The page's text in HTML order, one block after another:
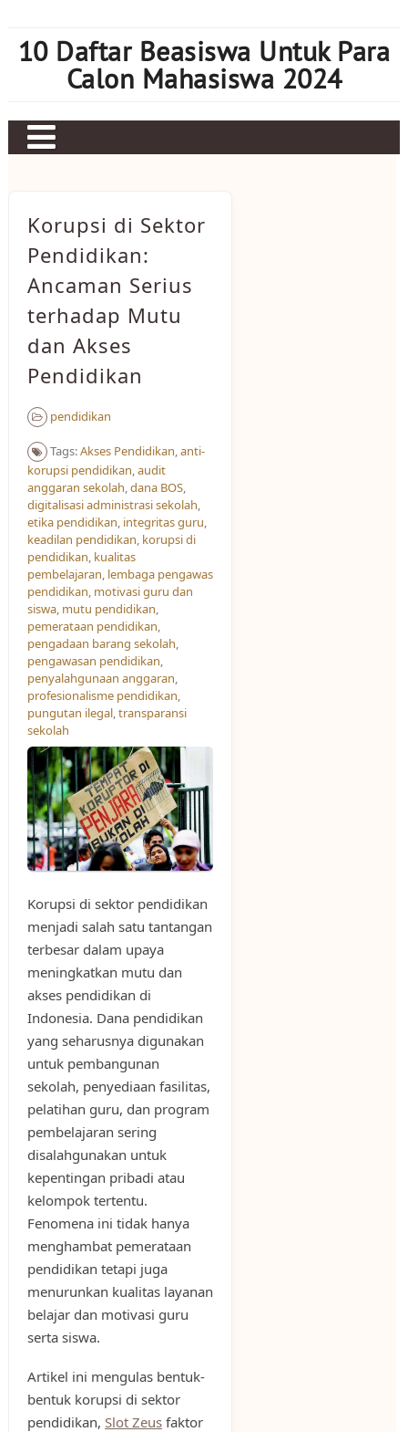
content
10 Daftar Beasiswa Untuk Para
Calon Mahasiswa 2024
Judi bola
Mahjong Ways 2
Slot Kamboja
Slot Thailand
Korupsi di Sektor
Pendidikan:
Ancaman Serius
terhadap Mutu
dan Akses
Pendidikan
pendidikan
Tags:Akses Pendidikan​,anti-
korupsi pendidikan,audit
anggaran sekolah,dana BOS,
digitalisasi administrasi sekolah,
etika pendidikan, integritas guru,
keadilan pendidikan, korupsi di
pendidikan, kualitas
pembelajaran, lembaga pengawas
pendidikan, motivasi guru dan
siswa, mutu pendidikan,
pemerataan pendidikan,
pengadaan barang sekolah,
pengawasan pendidikan,
penyalahgunaan anggaran,
profesionalisme pendidikan,
pungutan ilegal,transparansi
sekolah
Korupsi di sektor pendidikan
menjadi salah satu tantangan
terbesar dalam upaya
meningkatkan mutu dan
akses pendidikan di
Indonesia. Dana pendidikan
yang seharusnya digunakan
untuk pembangunan
sekolah, penyediaan fasilitas,
pelatihan guru, dan program
pembelajaran sering
disalahgunakan untuk
kepentingan pribadi atau
kelompok tertentu.
Fenomena ini tidak hanya
menghambat pemerataan
pendidikan tetapi juga
menurunkan kualitas layanan
belajar dan motivasi guru
serta siswa.
Artikel ini mengulas bentuk-
bentuk korupsi di sektor
pendidikan, Slot Zeusfaktor